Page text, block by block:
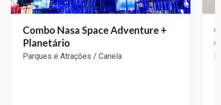
Combo Nasa Space Adventure +
Planetário
Parques e Atrações / Canela